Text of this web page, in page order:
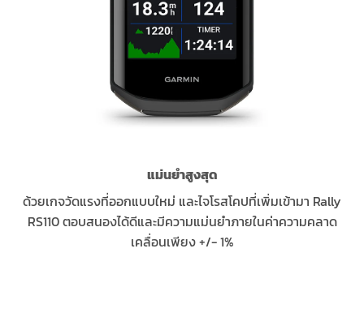
แม่นยำสูงสุด
ด้วยเกจวัดแรงที่ออกแบบใหม่ และไจโรสโคปที่เพิ่มเข้ามา Rally
RS110 ตอบสนองได้ดีและมีความแม่นยำภายในค่าความคลาด
เคลื่อนเพียง +/- 1%